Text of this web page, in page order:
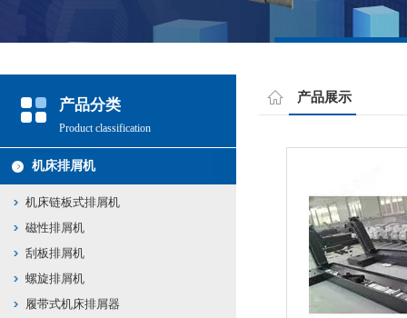
产品分类
Product classification
机床排屑机
机床链板式排屑机
磁性排屑机
刮板排屑机
螺旋排屑机
履带式机床排屑器
产品展示